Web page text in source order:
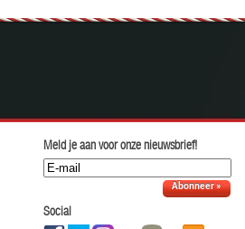
Meld je aan voor onze nieuwsbrief!
Abonneer »
Social